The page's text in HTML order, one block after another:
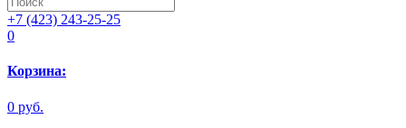
+7 (423) 243-25-25
0
Корзина:
0 руб.